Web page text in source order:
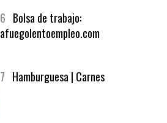
6 Bolsa de trabajo:
afuegolentoempleo.com
7 Hamburguesa | Carnes